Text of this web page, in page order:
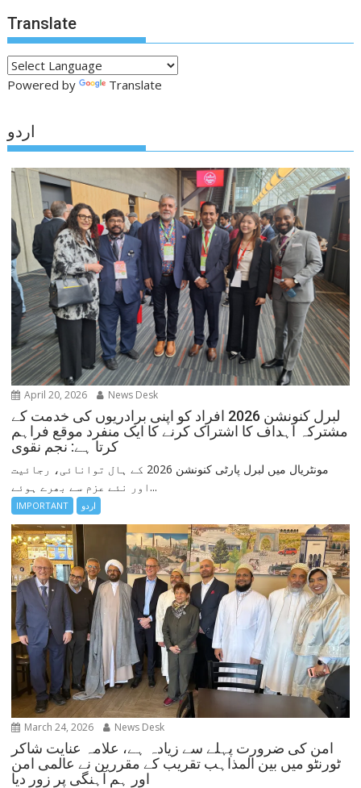
Translate
Powered by Translate
اردو
April 20, 2026 News Desk
لبرل کنونشن 2026 افراد کو اپنی برادریوں کی خدمت کے
مشترکہ اہداف کا اشتراک کرنے کا ایک منفرد موقع فراہم
کرتا ہے: نجم نقوی
مونٹریال میں لبرل پارٹی کنونشن 2026 کے ہال توانائی، رجائیت
اور نئے عزم سے بھرے ہوئے...
IMPORTANT اردو
March 24, 2026 News Desk
امن کی ضرورت پہلے سے زیادہ ہے، علامہ عنایت شاکر
ٹورنٹو میں بین المذاہب تقریب کے مقررین نے عالمی امن
اور ہم آہنگی پر زور دیا